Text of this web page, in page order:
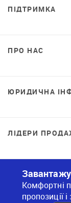
ПІДТРИМКА
ПРО НАС
ЮРИДИЧНА
ЛІДЕРИ
Комфортні
пропозиції